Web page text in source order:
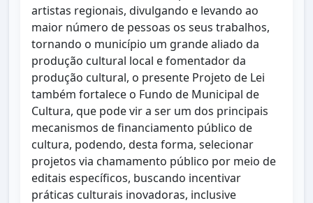
artistas regionais, divulgando e levando ao
maior número de pessoas os seus trabalhos,
tornando o município um grande aliado da
produção cultural local e fomentador da
produção cultural, o presente Projeto de Lei
também fortalece o Fundo de Municipal de
Cultura, que pode vir a ser um dos principais
mecanismos de financiamento público de
cultura, podendo, desta forma, selecionar
projetos via chamamento público por meio de
editais específicos, buscando incentivar
práticas culturais inovadoras, inclusive